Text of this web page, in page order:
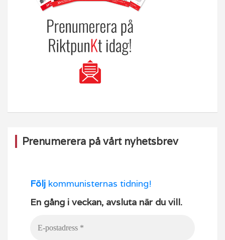
Prenumerera på vårt nyhetsbrev
Följ kommunisternas tidning!
En gång i veckan, avsluta när du vill.